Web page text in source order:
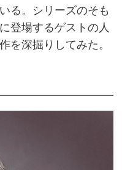
る。シリーズのそも
登場するゲストの人
を深掘りしてみた。